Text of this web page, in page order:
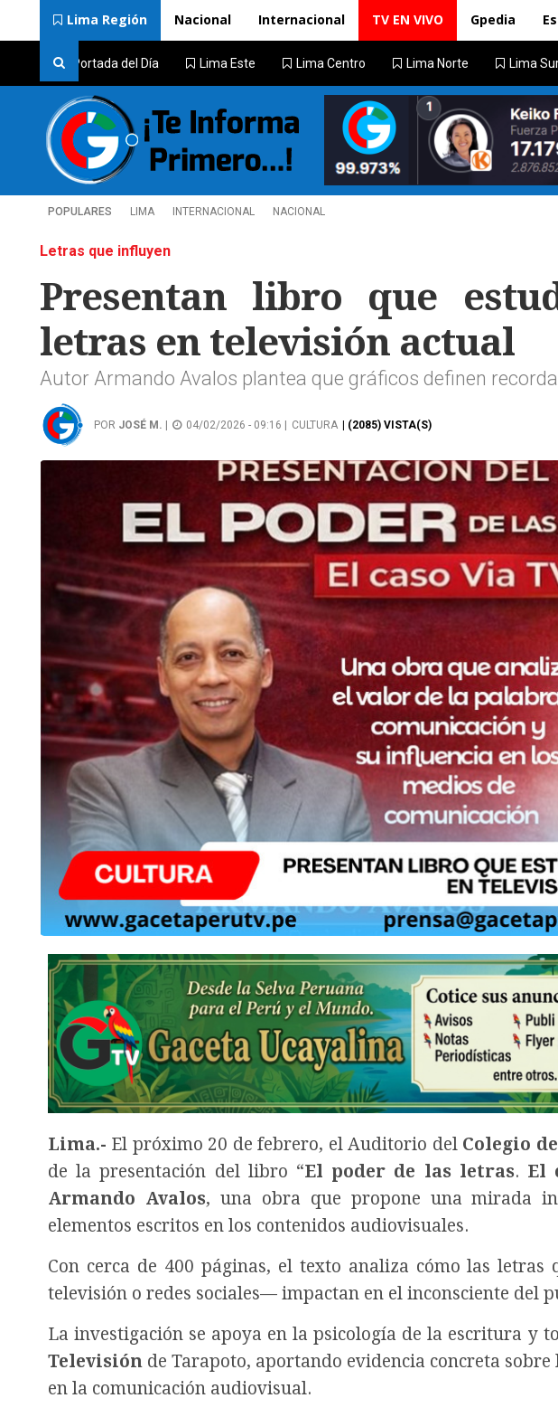
Lima Región Nacional Internacional TV EN VIVO Gpedia
Portada del Día Lima Este Lima Centro Lima Norte Lima
POPULARES LIMA INTERNACIONAL NACIONAL
Letras que influyen
Presentan libro que
letras en televisión actual
Autor Armando Avalos plantea que gráficos definen
POR JOSÉ M. 04/02/2026 - 09:16 | CULTURA | (2085) VISTA(S)
Lima.- El próximo 20 de febrero, el Auditorio del Colegio
de la presentación del libro “El poder de las letras. El
Armando Avalos, una obra que propone una mirada
elementos escritos en los contenidos audiovisuales.
Con cerca de 400 páginas, el texto analiza cómo las
televisión o redes sociales— impactan en el inconsciente del
La investigación se apoya en la psicología de la escritura y
Televisión de Tarapoto, aportando evidencia concreta
en la comunicación audiovisual.